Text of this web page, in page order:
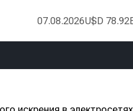
07.08.2026USD 78.92